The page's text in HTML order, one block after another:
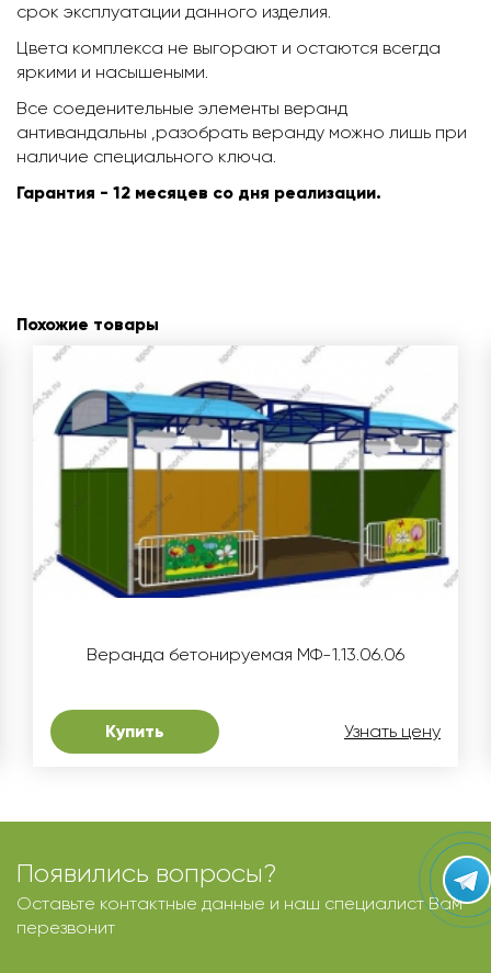
срок эксплуатации данного изделия.
Цвета комплекса не выгорают и остаются всегда
яркими и насышеными.
Все соеденительные элементы веранд
антивандальны ,разобрать веранду можно лишь при
наличие специального ключа.
Гарантия - 12 месяцев со дня реализации.
Похожие товары
Веранда бетонируемая МФ-1.13.06.06
Купить Узнать цену
Появились вопросы?
Оставьте контактные данные и наш специалист Вам
перезвонит